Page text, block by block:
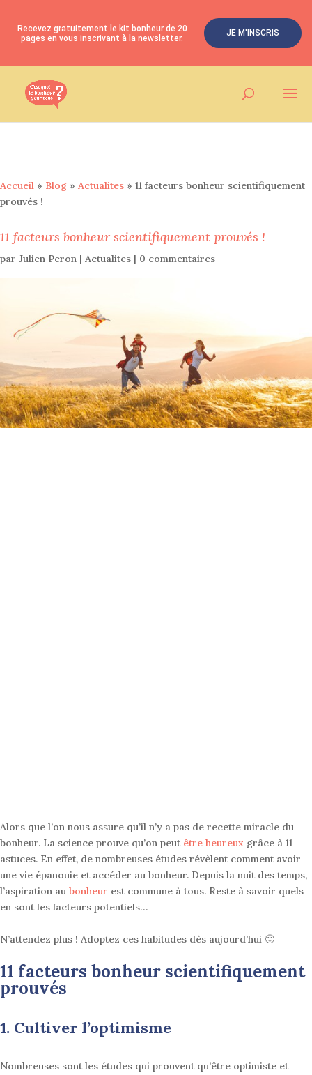
Accueil » Blog » Actualites » 11 facteurs bonheur scientifiquement
prouvés !
11 facteurs bonheur scientifiquement prouvés !
par Julien Peron | Actualites | 0 commentaires
Alors que l’on nous assure qu’il n’y a pas de recette miracle du
bonheur. La science prouve qu’on peut être heureux grâce à 11
astuces. En effet, de nombreuses études révèlent comment avoir
une vie épanouie et accéder au bonheur. Depuis la nuit des temps,
l’aspiration au bonheur est commune à tous. Reste à savoir quels
en sont les facteurs potentiels…
N’attendez plus ! Adoptez ces habitudes dès aujourd’hui 🙂
11 facteurs bonheur scientifiquement
prouvés
1. Cultiver l’optimisme
Nombreuses sont les études qui prouvent qu’être optimiste et
Recevez gratuitement le kit bonheur de 20
pages en vous inscrivant à la newsletter.
JE M'INSCRIS